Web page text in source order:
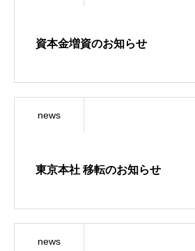
資本金増資のお知らせ
news
東京本社 移転のお知らせ
news